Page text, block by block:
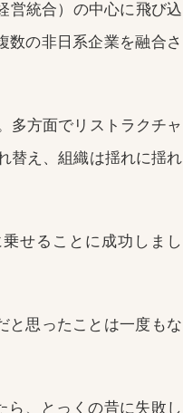
営統合）の中心に飛び込
数の非日系企業を融合さ
多方面でリストラクチャ
替え、組織は揺れに揺れ
せることに成功しまし
と思ったことは一度もな
ら、とっくの昔に失敗し